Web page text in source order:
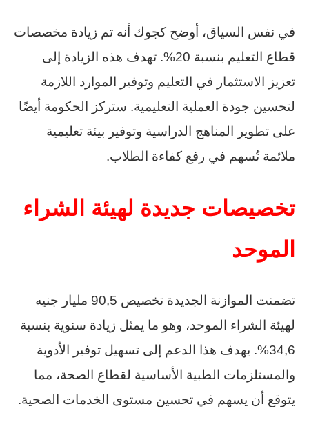
في نفس السياق، أوضح كجوك أنه تم زيادة مخصصات
قطاع التعليم بنسبة 20%. تهدف هذه الزيادة إلى
تعزيز الاستثمار في التعليم وتوفير الموارد اللازمة
لتحسين جودة العملية التعليمية. ستركز الحكومة أيضًا
على تطوير المناهج الدراسية وتوفير بيئة تعليمية
ملائمة تُسهم في رفع كفاءة الطلاب.
تخصيصات جديدة لهيئة الشراء
الموحد
تضمنت الموازنة الجديدة تخصيص 90,5 مليار جنيه
لهيئة الشراء الموحد، وهو ما يمثل زيادة سنوية بنسبة
34,6%. يهدف هذا الدعم إلى تسهيل توفير الأدوية
والمستلزمات الطبية الأساسية لقطاع الصحة، مما
يتوقع أن يسهم في تحسين مستوى الخدمات الصحية.